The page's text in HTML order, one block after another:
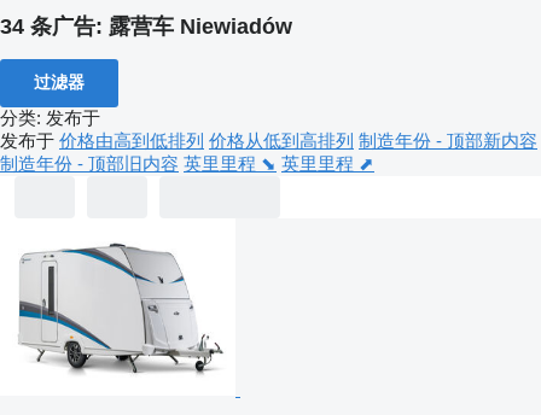
34 条广告: 露营车 Niewiadów
过滤器
分类: 发布于
发布于 价格由高到低排列 价格从低到高排列 制造年份 - 顶部新内容
制造年份 - 顶部旧内容 英里里程 ⬊ 英里里程 ⬈